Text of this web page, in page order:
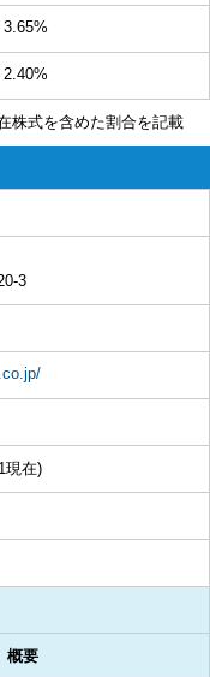
3.65%
2.40%
株式を含めた割合を記載
3
現在)
概要